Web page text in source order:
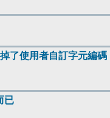
了使用者自訂字元編碼
已